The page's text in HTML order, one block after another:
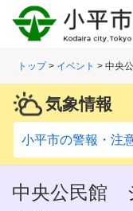
トップ> イベント > 中央
気象情報
小平市の警報・注
中央公民館